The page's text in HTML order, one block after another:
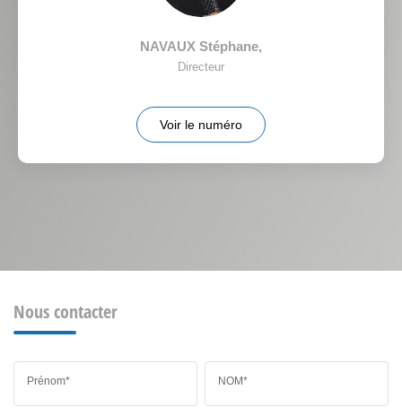
NAVAUX Stéphane,
Directeur
Voir le numéro
Nous contacter
Prénom* NOM*